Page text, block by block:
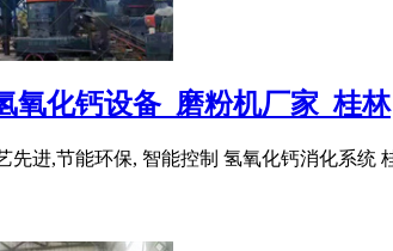
氧化钙设备_磨粉机厂家_桂林
先进,节能环保, 智能控制 氢氧化钙消化系